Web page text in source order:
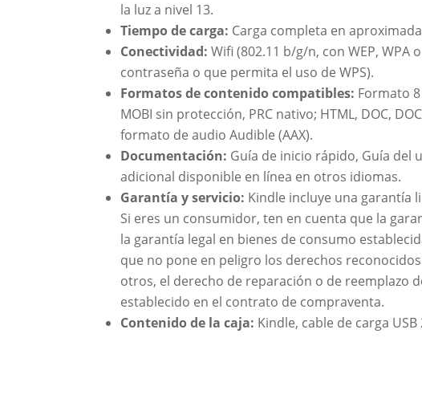
la luz a nivel 13.
Tiempo de carga: Carga completa en
Conectividad: Wifi (802.11 b/g/n, con WEP,
contraseña o que permita el uso de WPS).
Formatos de contenido compatibles: Formato 8
MOBI sin protección, PRC nativo; HTML, DOC,
formato de audio Audible (AAX).
Documentación: Guía de inicio rápido, Guía del
adicional disponible en línea en otros idiomas.
Garantía y servicio: Kindle incluye una garantía
Si eres un consumidor, ten en cuenta que la
la garantía legal en bienes de consumo
que no pone en peligro los derechos
otros, el derecho de reparación o de reemplazo
establecido en el contrato de compraventa.
Contenido de la caja: Kindle, cable de carga